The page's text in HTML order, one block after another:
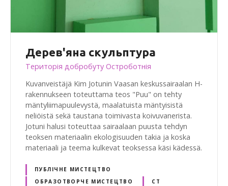
Дерев'яна скульптура
Територія добробуту Остроботнія
Kuvanveistäjä Kim Jotunin Vaasan keskussairaalan H-
rakennukseen toteuttama teos "Puu" on tehty
mäntyliimapuulevystä, maalatuista mäntyisistä
neliöistä sekä taustana toimivasta koivuvanerista.
Jotuni halusi toteuttaa sairaalaan puusta tehdyn
teoksen materiaalin ekologisuuden takia ja koska
materiaali ja teema kulkevat teoksessa käsi kädessä.
ПУБЛІЧНЕ МИСТЕЦТВО
ОБРАЗОТВОРЧЕ МИСТЕЦТВО
СТ